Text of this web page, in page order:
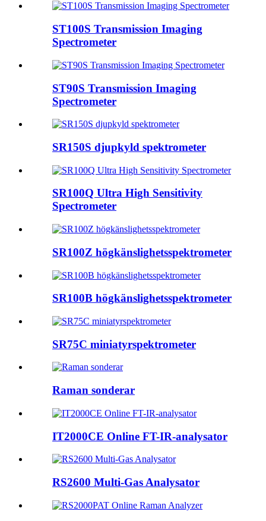
ST100S Transmission Imaging
Spectrometer
ST90S Transmission Imaging
Spectrometer
SR150S djupkyld spektrometer
SR100Q Ultra High Sensitivity
Spectrometer
SR100Z högkänslighetsspektrometer
SR100B högkänslighetsspektrometer
SR75C miniatyrspektrometer
Raman sonderar
IT2000CE Online FT-IR-analysator
RS2600 Multi-Gas Analysator